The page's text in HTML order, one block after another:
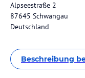
Alpseestraße 2
87645 Schwangau
Deutschland
Beschreibung